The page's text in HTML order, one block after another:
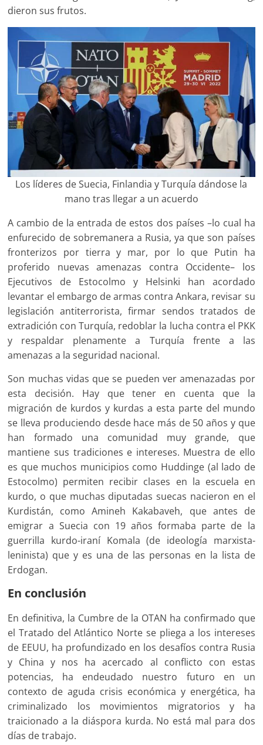
dieron sus frutos.
Los líderes de Suecia, Finlandia y Turquía dándose la
mano tras llegar a un acuerdo
A cambio de la entrada de estos dos países –lo cual ha
enfurecido de sobremanera a Rusia, ya que son países
fronterizos por tierra y mar, por lo que Putin ha
proferido nuevas amenazas contra Occidente– los
Ejecutivos de Estocolmo y Helsinki han acordado
levantar el embargo de armas contra Ankara, revisar su
legislación antiterrorista, firmar sendos tratados de
extradición con Turquía, redoblar la lucha contra el PKK
y respaldar plenamente a Turquía frente a las
amenazas a la seguridad nacional.
Son muchas vidas que se pueden ver amenazadas por
esta decisión. Hay que tener en cuenta que la
migración de kurdos y kurdas a esta parte del mundo
se lleva produciendo desde hace más de 50 años y que
han formado una comunidad muy grande, que
mantiene sus tradiciones e intereses. Muestra de ello
es que muchos municipios como Huddinge (al lado de
Estocolmo) permiten recibir clases en la escuela en
kurdo, o que muchas diputadas suecas nacieron en el
Kurdistán, como Amineh Kakabaveh, que antes de
emigrar a Suecia con 19 años formaba parte de la
guerrilla kurdo-iraní Komala (de ideología marxista-
leninista) que y es una de las personas en la lista de
Erdogan.
En conclusión
En definitiva, la Cumbre de la OTAN ha confirmado que
el Tratado del Atlántico Norte se pliega a los intereses
de EEUU, ha profundizado en los desafíos contra Rusia
y China y nos ha acercado al conflicto con estas
potencias, ha endeudado nuestro futuro en un
contexto de aguda crisis económica y energética, ha
criminalizado los movimientos migratorios y ha
traicionado a la diáspora kurda. No está mal para dos
días de trabajo.